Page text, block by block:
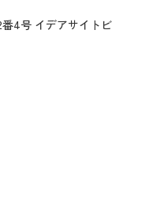
4号 イデアサイトビ